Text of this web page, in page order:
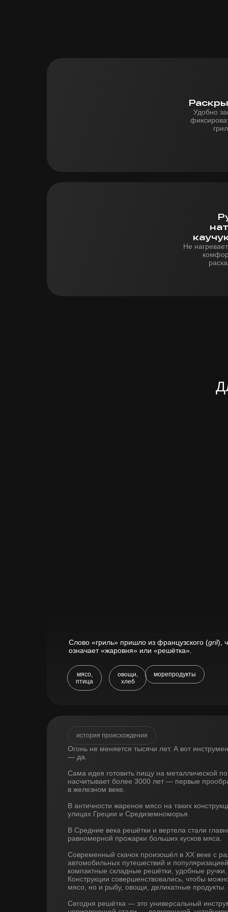
Удобно
Не
история происхождения
Огонь не меняется тысячи лет. А вот
— да.
Сама идея готовить пищу на металлической
насчитывает более 3000 лет — первые
в железном веке.
В античности жареное мясо на таких
улицах Греции и Средиземноморья.
В Средние века решётки и вертела стали
равномерной прожарки больших кусков мяса.
Современный скачок произошёл в XX веке с
автомобильных путешествий и
компактные складные решётки, удобные
Конструкции совершенствовались, чтобы
мясо, но и рыбу, овощи, деликатные продукты.
Сегодня решётка — это универсальный
морепродукты
овощи,
хлеб
мясо,
птица
Слово «гриль» пришло из французского (gril),
означает «жаровня» или «решётка».